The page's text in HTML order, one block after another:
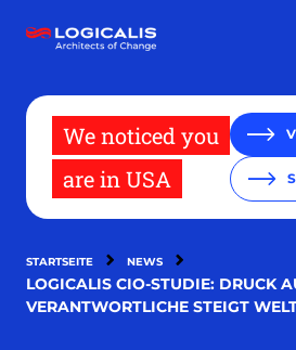
zum
Inhalt
We noticed you
are in USA
STARTSEITE NEWS
LOGICALIS CIO-STUDIE: DRUCK
VERANTWORTLICHE STEIGT